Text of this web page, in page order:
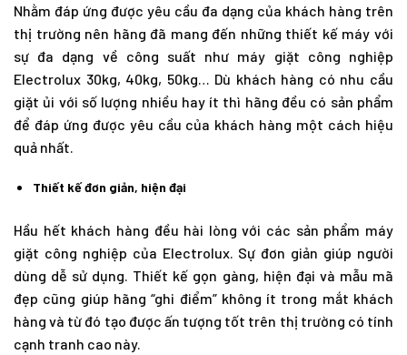
Nhằm đáp ứng được yêu cầu đa dạng của khách hàng trên
thị trường nên hãng đã mang đến những thiết kế máy với
sự đa dạng về công suất như máy giặt công nghiệp
Electrolux 30kg, 40kg, 50kg… Dù khách hàng có nhu cầu
giặt ủi với số lượng nhiều hay ít thì hãng đều có sản phẩm
để đáp ứng được yêu cầu của khách hàng một cách hiệu
quả nhất.
Thiết kế đơn giản, hiện đại
Hầu hết khách hàng đều hài lòng với các sản phẩm máy
giặt công nghiệp của Electrolux. Sự đơn giản giúp người
dùng dễ sử dụng. Thiết kế gọn gàng, hiện đại và mẫu mã
đẹp cũng giúp hãng “ghi điểm” không ít trong mắt khách
hàng và từ đó tạo được ấn tượng tốt trên thị trường có tính
cạnh tranh cao này.